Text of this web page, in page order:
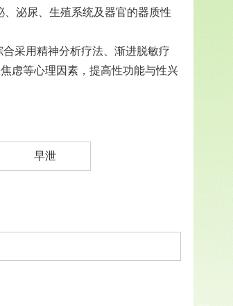
泌尿、生殖系统及器官的器质性
采用精神分析疗法、渐进脱敏疗
虑等心理因素，提高性功能与性兴
早泄